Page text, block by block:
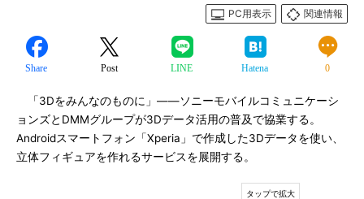
PC用表示
関連情報
Share Post LINE Hatena 0
「3Dをみんなのものに」――ソニーモバイルコミュニケーシ
ョンズとDMMグループが3Dデータ活用の普及で協業する。
Androidスマートフォン「Xperia」で作成した3Dデータを使い、
立体フィギュアを作れるサービスを展開する。